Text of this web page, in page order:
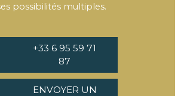
possibilités multiples.
+33 6 95 59 71
87
ENVOYER UN